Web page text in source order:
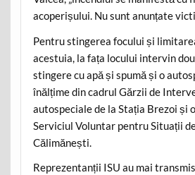
acoperișului. Nu sunt anunțate
Pentru stingerea focului și
acestuia, la fața locului intervin
stingere cu apă și spumă și o
înălțime din cadrul Gărzii de
autospeciale de la Stația Brezoi și
Serviciul Voluntar pentru Situații
Călimănești.
Reprezentanții ISU au mai